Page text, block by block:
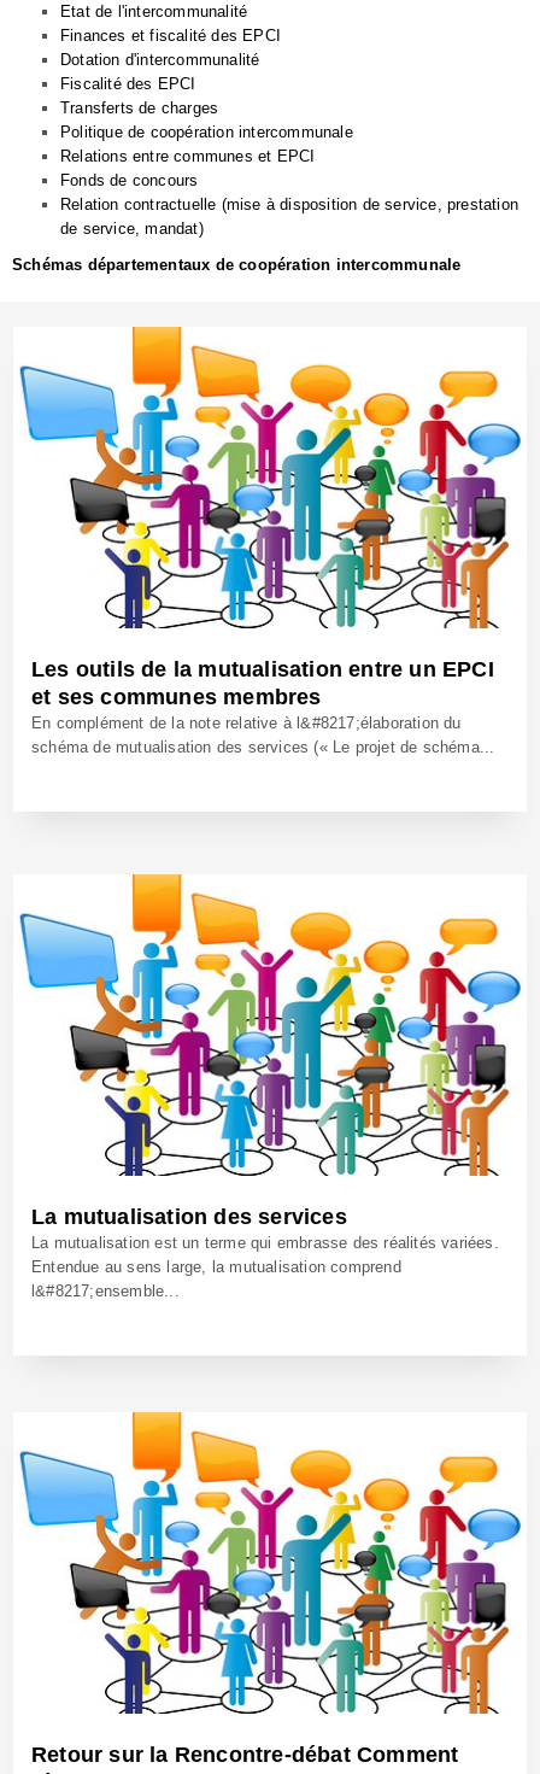
Etat de l'intercommunalité
Finances et fiscalité des EPCI
Dotation d'intercommunalité
Fiscalité des EPCI
Transferts de charges
Politique de coopération intercommunale
Relations entre communes et EPCI
Fonds de concours
Relation contractuelle (mise à disposition de service, prestation
de service, mandat)
Schémas départementaux de coopération intercommunale
Les outils de la mutualisation entre un EPCI
et ses communes membres
En complément de la note relative à l&#8217;élaboration du
schéma de mutualisation des services (« Le projet de schéma...
28 Jan 2015 - Réf: CW13075
La mutualisation des services
La mutualisation est un terme qui embrasse des réalités variées.
Entendue au sens large, la mutualisation comprend
l&#8217;ensemble...
13 Oct 2014 - Réf: CW12768
Retour sur la Rencontre-débat Comment